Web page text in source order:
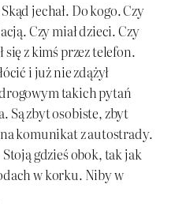
jechał. Do kogo. Czy
Czy miał dzieci. Czy
się z kimś przez telefon.
i już nie zdążył
takich pytań
Są zbyt osobiste, zbyt
komunikat z autostrady.
gdzieś obok, tak jak
w korku. Niby w